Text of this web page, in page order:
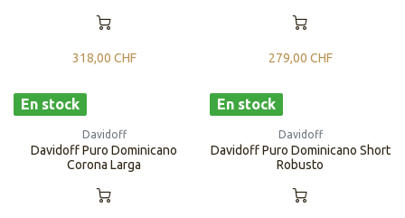
318,00 CHF 279,00 CHF
En stock
Davidoff
Davidoff Puro Dominicano
Corona Larga
En stock
Davidoff
Davidoff Puro Dominicano Short
Robusto